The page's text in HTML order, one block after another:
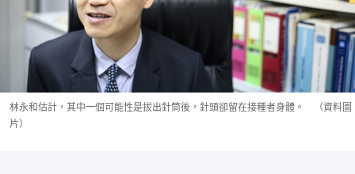
林永和估計，其中一個可能性是拔出針筒後，針頭卻留在接種者身體。 （資料圖
片）